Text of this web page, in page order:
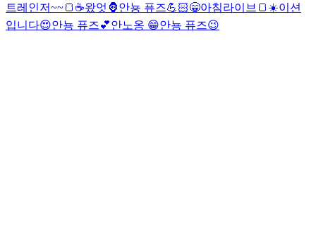
트레인저~~🍞☕️왔엇🦍안뇽 퓨즈💪🏻😁아침라이브🍞☀️이션
입니다😍안뇽 퓨즈💕안노옹 😁안뇽 퓨즈😉